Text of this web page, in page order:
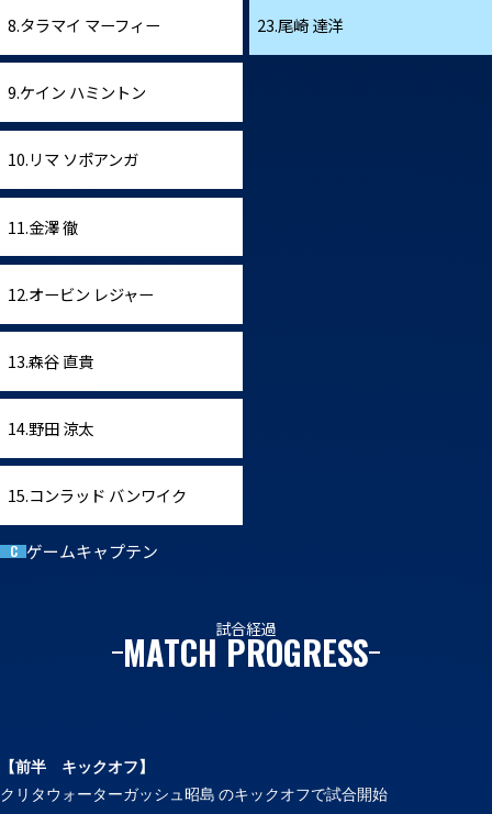
8.タラマイ マーフィー
9.ケイン ハミントン
10.リマ ソポアンガ
11.金澤 徹
12.オービン レジャー
13.森谷 直貴
14.野田 涼太
15.コンラッド バンワイク
C ゲームキャプテン
23.尾崎 達洋
試合経過
MATCH PROGRESS
【前半
キックオフ】
クリタウォーターガッシュ昭島 のキックオフで試合開始